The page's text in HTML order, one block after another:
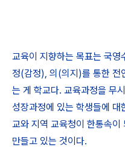
교육이 지향하는 목표는 국
정(감정), 의(의지)를 통한 전
는 게 학교다. 교육과정을 무
성장과정에 있는 학생들에
교와 지역 교육청이 한통속이
만들고 있는 것이다.